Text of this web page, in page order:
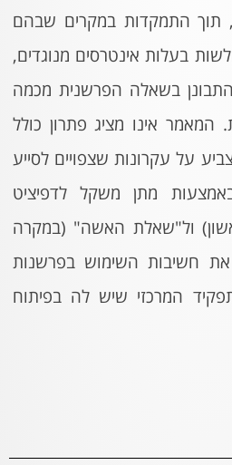
תוך התמקדות במקרים שבהם
בעלות אינטרסים מנוגדים,
בשאלה הפרשנית מכמה
המאמר אינו מציג פתרון כולל
על עקרונות שצפויים לסייע
מתן משקל לדפיציט
ול"שאלת האשה" (במקרה
חשיבות השימוש בפרשנות
המרכזי שיש לה בפיתוח